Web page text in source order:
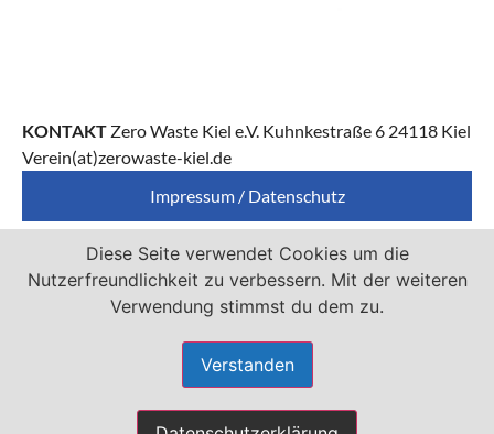
KONTAKT Zero Waste Kiel e.V. Kuhnkestraße 6 24118 Kiel
Verein(at)zerowaste-kiel.de
Impressum / Datenschutz
Zero Waste Kiel e.V. ist Mitglied von
Diese Seite verwendet Cookies um die
Nutzerfreundlichkeit zu verbessern. Mit der weiteren
Verwendung stimmst du dem zu.
Verstanden